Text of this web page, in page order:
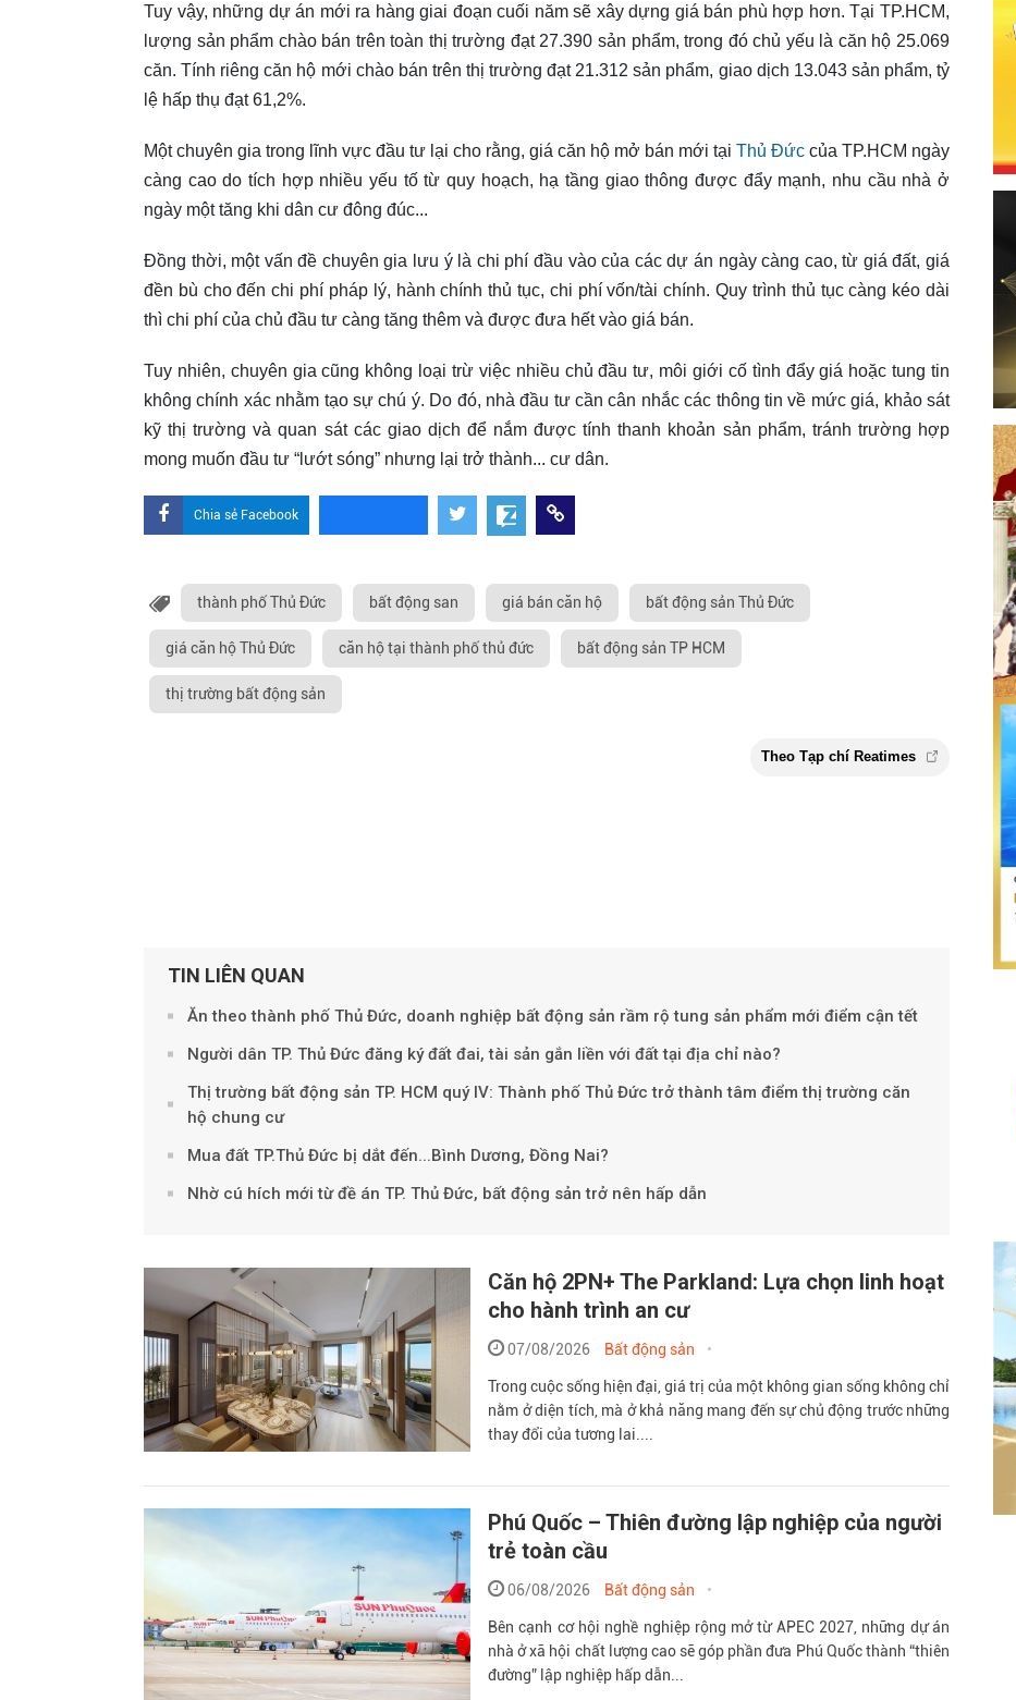
Tuy vậy, những dự án mới ra hàng giai đoạn cuối năm sẽ xây dựng giá bán phù hợp hơn. Tại TP.HCM,
lượng sản phẩm chào bán trên toàn thị trường đạt 27.390 sản phẩm, trong đó chủ yếu là căn hộ 25.069
căn. Tính riêng căn hộ mới chào bán trên thị trường đạt 21.312 sản phẩm, giao dịch 13.043 sản phẩm, tỷ
lệ hấp thụ đạt 61,2%.
Một chuyên gia trong lĩnh vực đầu tư lại cho rằng, giá căn hộ mở bán mới tại Thủ Đức của TP.HCM ngày
càng cao do tích hợp nhiều yếu tố từ quy hoạch, hạ tầng giao thông được đẩy mạnh, nhu cầu nhà ở
ngày một tăng khi dân cư đông đúc...
Đồng thời, một vấn đề chuyên gia lưu ý là chi phí đầu vào của các dự án ngày càng cao, từ giá đất, giá
đền bù cho đến chi phí pháp lý, hành chính thủ tục, chi phí vốn/tài chính. Quy trình thủ tục càng kéo dài
thì chi phí của chủ đầu tư càng tăng thêm và được đưa hết vào giá bán.
Tuy nhiên, chuyên gia cũng không loại trừ việc nhiều chủ đầu tư, môi giới cố tình đẩy giá hoặc tung tin
không chính xác nhằm tạo sự chú ý. Do đó, nhà đầu tư cần cân nhắc các thông tin về mức giá, khảo sát
kỹ thị trường và quan sát các giao dịch để nắm được tính thanh khoản sản phẩm, tránh trường hợp
mong muốn đầu tư “lướt sóng” nhưng lại trở thành... cư dân.
Chia sẻ Facebook
thành phố Thủ Đức bất động san giá bán căn hộ bất động sản Thủ Đức
giá căn hộ Thủ Đức căn hộ tại thành phố thủ đức bất động sản TP HCM
thị trường bất động sản
Theo Tạp chí Reatimes
TIN LIÊN QUAN
Ăn theo thành phố Thủ Đức, doanh nghiệp bất động sản rầm rộ tung sản phẩm mới điểm cận tết
Người dân TP. Thủ Đức đăng ký đất đai, tài sản gắn liền với đất tại địa chỉ nào?
Thị trường bất động sản TP. HCM quý IV: Thành phố Thủ Đức trở thành tâm điểm thị trường căn
hộ chung cư
Mua đất TP.Thủ Đức bị dắt đến...Bình Dương, Đồng Nai?
Nhờ cú hích mới từ đề án TP. Thủ Đức, bất động sản trở nên hấp dẫn
Căn hộ 2PN+ The Parkland: Lựa chọn linh hoạt
cho hành trình an cư
07/08/2026 Bất động sản
Trong cuộc sống hiện đại, giá trị của một không gian sống không chỉ
nằm ở diện tích, mà ở khả năng mang đến sự chủ động trước những
thay đổi của tương lai....
Phú Quốc – Thiên đường lập nghiệp của người
trẻ toàn cầu
06/08/2026 Bất động sản
Bên cạnh cơ hội nghề nghiệp rộng mở từ APEC 2027, những dự án
nhà ở xã hội chất lượng cao sẽ góp phần đưa Phú Quốc thành “thiên
đường” lập nghiệp hấp dẫn...